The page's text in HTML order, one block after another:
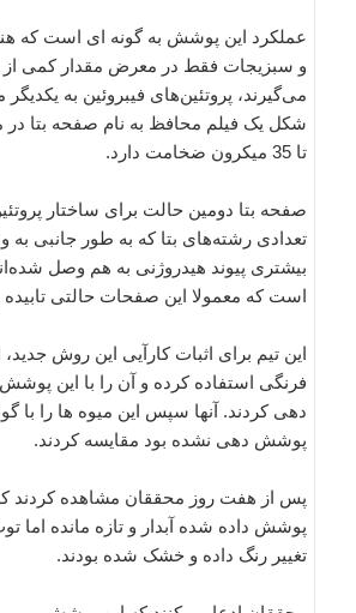
عملکرد این پوشش به گونه ای است که
و سبزیجات فقط در معرض مقدار کمی از
می‌گیرند، پروتئین‌های فیبروئین به
تا 35 میکرون ضخامت دارد.
صفحه بتا دومین حالت برای ساختار
بیشتری پیوند هیدروژنی به هم وصل
است که معمولا این صفحات حالتی تابیده
این تیم برای اثبات کارآیی این روش
فرنگی استفاده کرده و آن را با این
دهی کردند. آنها سپس این میوه ها را با
پوشش دهی نشده بود مقایسه کردند.
پس از هفت روز محققان مشاهده کردند
پوشش داده شده آبدار و تازه مانده اما
تغییر رنگ داده و خشک شده بودند.